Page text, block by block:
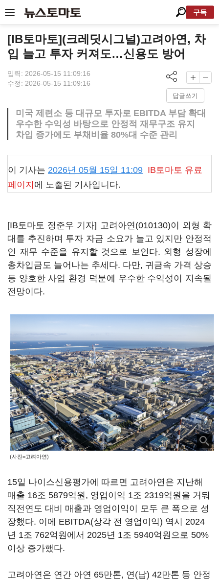
구독
[IB토마토](크레딧시그널)고려아연, 차
입 늘고 투자 커져도…신용도 방어
입력: 2026-05-15 11:09:16
수정: 2026-05-15 11:09:16
답글쓰기
미국 제련소 등 대규모 투자로 EBITDA 부담 확대
우수한 수익성 바탕으로 안정적 재무구조 유지
차입 증가에도 부채비율 80%대 수준 관리
이 기사는 2026년 05월 15일 11:09 IB토마토 유료
페이지 에 노출된 기사입니다.
[IB토마토 정준우 기자] 고려아연(010130)이 외형 확
대를 추진하며 투자 자금 소요가 늘고 있지만 안정적
인 재무 수준을 유지할 것으로 보인다. 외형 성장에
총차입금도 늘어나는 추세다. 다만, 귀금속 가격 상승
등 양호한 사업 환경 덕분에 우수한 수익성이 지속될
전망이다.
(사진=고려아연)
15일 나이스신용평가에 따르면 고려아연은 지난해
매출 16조 5879억원, 영업이익 1조 2319억원을 거둬
직전연도 대비 매출과 영업이익이 모두 큰 폭으로 성
장했다. 이에 EBITDA(상각 전 영업이익) 역시 2024
년 1조 762억원에서 2025년 1조 5940억원으로 50%
이상 증가했다.
고려아연은 연간 아연 65만톤, 연(납) 42만톤 등 안정